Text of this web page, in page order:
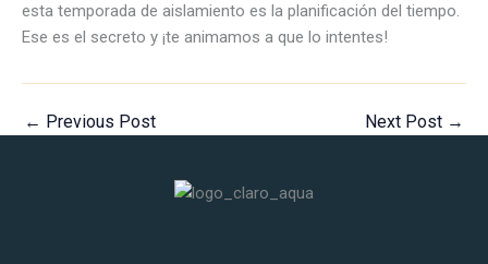
esta temporada de aislamiento es la planificación del tiempo.
Ese es el secreto y ¡te animamos a que lo intentes!
← Previous Post Next Post →